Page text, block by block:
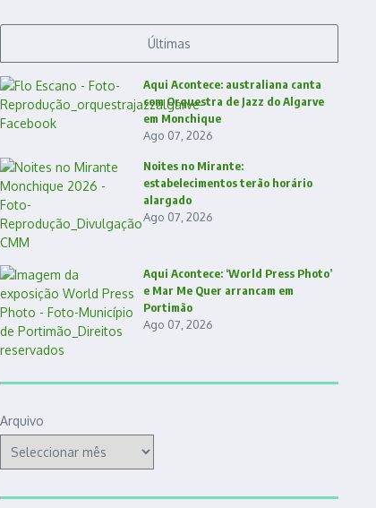
Últimas
Aqui Acontece: australiana canta
com Orquestra de Jazz do Algarve
em Monchique
Ago 07, 2026
Noites no Mirante:
estabelecimentos terão horário
alargado
Ago 07, 2026
Aqui Acontece: ‘World Press Photo’
e Mar Me Quer arrancam em
Portimão
Ago 07, 2026
Arquivo